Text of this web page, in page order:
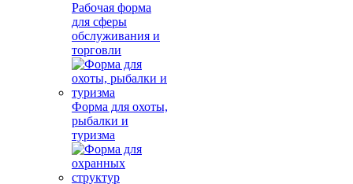
Рабочая форма
для сферы
обслуживания и
торговли
Форма для охоты,
рыбалки и
туризма